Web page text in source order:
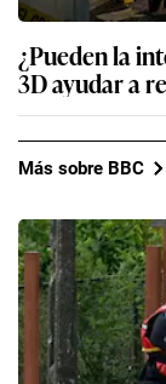
¿Pueden la
3D ayudar a
Más sobre BBC